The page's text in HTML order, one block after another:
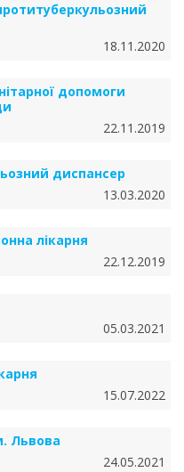
18.11.2020
допомоги
22.11.2019
диспансер
13.03.2020
лікарня
22.12.2019
05.03.2021
15.07.2022
Львова
24.05.2021